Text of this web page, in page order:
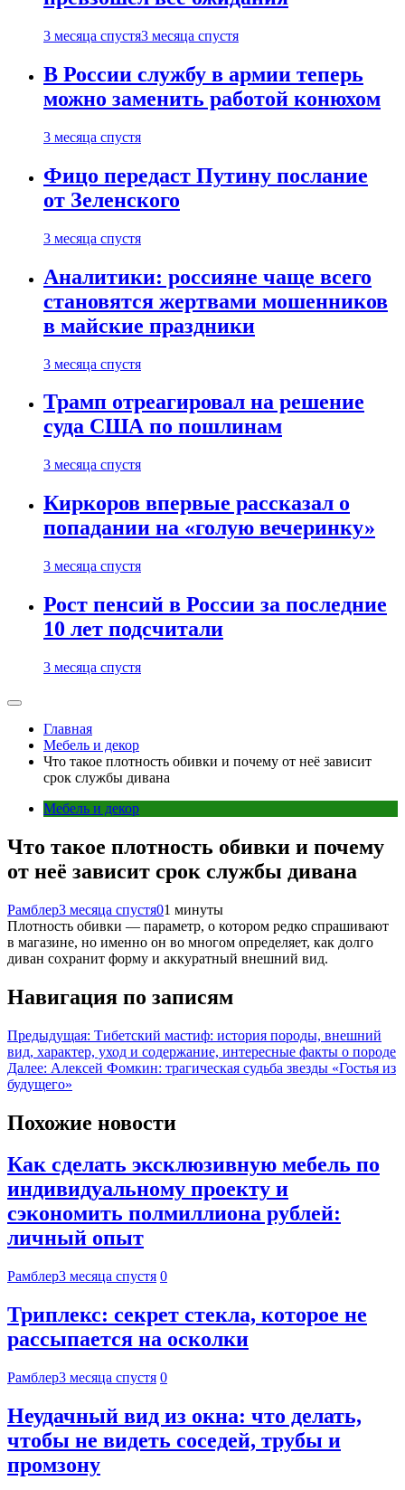
3 месяца спустя3 месяца спустя
В России службу в армии теперь
можно заменить работой конюхом
3 месяца спустя
Фицо передаст Путину послание
от Зеленского
3 месяца спустя
Аналитики: россияне чаще всего
становятся жертвами мошенников
в майские праздники
3 месяца спустя
Трамп отреагировал на решение
суда США по пошлинам
3 месяца спустя
Киркоров впервые рассказал о
попадании на «голую вечеринку»
3 месяца спустя
Рост пенсий в России за последние
10 лет подсчитали
3 месяца спустя
Главная
Мебель и декор
Что такое плотность обивки и почему от неё зависит
срок службы дивана
Мебель и декор
Что такое плотность обивки и почему
от неё зависит срок службы дивана
Рамблер3 месяца спустя01 минуты
Плотность обивки — параметр, о котором редко спрашивают
в магазине, но именно он во многом определяет, как долго
диван сохранит форму и аккуратный внешний вид.
Навигация по записям
Предыдущая: Тибетский мастиф: история породы, внешний
вид, характер, уход и содержание, интересные факты о породе
Далее: Алексей Фомкин: трагическая судьба звезды «Гостья из
будущего»
Похожие новости
Как сделать эксклюзивную мебель по
индивидуальному проекту и
сэкономить полмиллиона рублей:
личный опыт
Рамблер3 месяца спустя 0
Триплекс: секрет стекла, которое не
рассыпается на осколки
Рамблер3 месяца спустя 0
Неудачный вид из окна: что делать,
чтобы не видеть соседей, трубы и
промзону